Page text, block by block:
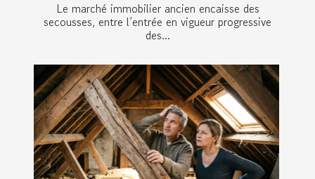
Le marché immobilier ancien encaisse des
secousses, entre l’entrée en vigueur progressive
des...